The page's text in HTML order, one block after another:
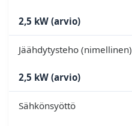
2,5 kW (arvio)
Jäähdytysteho (nimellinen)
2,5 kW (arvio)
Sähkönsyöttö